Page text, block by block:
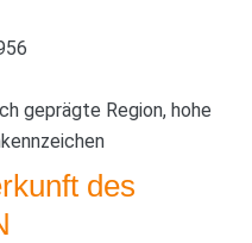
geprägte Region, hohe
des